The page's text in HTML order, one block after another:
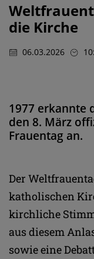
die Kirche
06.03.2026
1977 erkannte
den 8. März
Frauentag an.
Der
katholischen
kirchliche
aus diesem
sowie eine